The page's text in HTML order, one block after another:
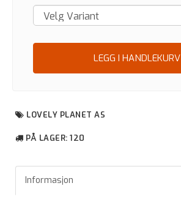
LEGG I HANDLEKURV
LOVELY PLANET AS
PÅ LAGER: 120
Informasjon